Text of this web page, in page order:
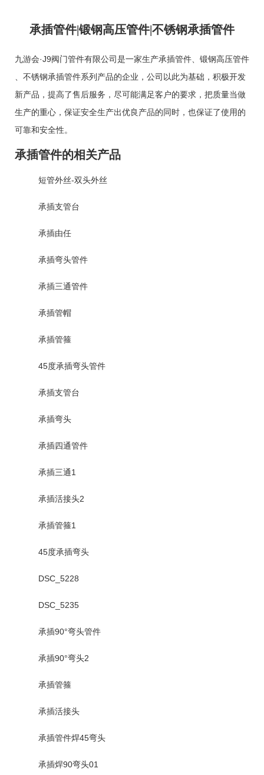
承插管件|锻钢高压管件|不锈钢承插管件
九游会·J9阀门管件有限公司是一家生产承插管件
锻钢高压管件
不锈钢承插管件系列产品的企业，公司以此为基础，积极开发
新产品，提高了售后服务，尽可能满足客户的要求，把质量当做
生产的重心，保证安全生产出优良产品的同时，也保证了使用的
可靠和安全性。
承插管件的相关产品
短管外丝-双头外丝
承插支管台
承插由任
承插弯头管件
承插三通管件
承插管帽
承插管箍
45度承插弯头管件
承插支管台
承插弯头
承插四通管件
承插三通1
承插活接头2
承插管箍1
45度承插弯头
DSC_5228
DSC_5235
承插90°弯头管件
承插90°弯头2
承插管箍
承插活接头
承插管件焊45弯头
承插焊90弯头01